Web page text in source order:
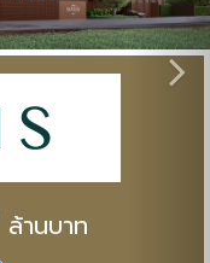
ล้านบาท